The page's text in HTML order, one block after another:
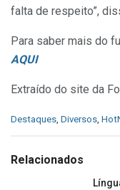
falta de respeito”,
Para saber mais do
AQUI
Extraído do site da
C
e
Destaques Diversos
Relacionados